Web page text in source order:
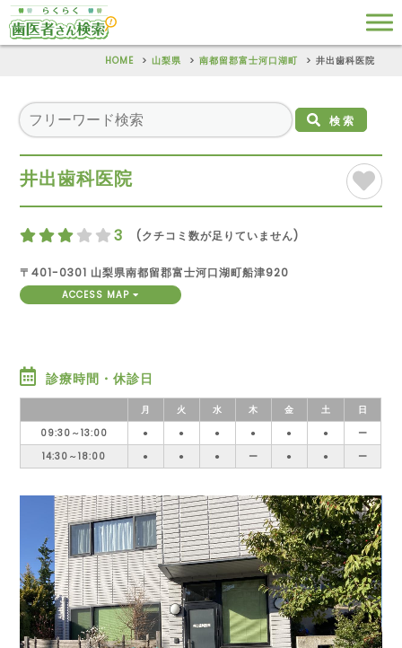
HOME 山梨県 南都留郡富士河口湖町 井出歯科医院
検索
井出歯科医院
3 (クチコミ数が足りていません)
〒401-0301 山梨県南都留郡富士河口湖町船津920
ACCESS MAP
診療時間・休診日
月 火 水 木 金 土
日
09:30～13:00
● ● ● ● ● ●
ー
14:30～18:00
● ● ● ー ● ● ー